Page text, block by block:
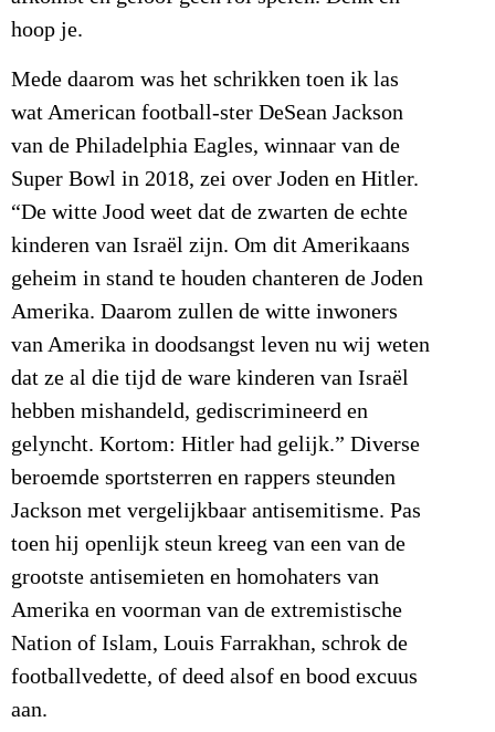
hoop je.
Mede daarom was het schrikken toen ik las
wat American football-ster DeSean Jackson
van de Philadelphia Eagles, winnaar van de
Super Bowl in 2018, zei over Joden en Hitler.
“De witte Jood weet dat de zwarten de echte
kinderen van Israël zijn. Om dit Amerikaans
geheim in stand te houden chanteren de Joden
Amerika. Daarom zullen de witte inwoners
van Amerika in doodsangst leven nu wij weten
dat ze al die tijd de ware kinderen van Israël
hebben mishandeld, gediscrimineerd en
gelyncht. Kortom: Hitler had gelijk.” Diverse
beroemde sportsterren en rappers steunden
Jackson met vergelijkbaar antisemitisme. Pas
toen hij openlijk steun kreeg van een van de
grootste antisemieten en homohaters van
Amerika en voorman van de extremistische
Nation of Islam, Louis Farrakhan, schrok de
footballvedette, of deed alsof en bood excuus
aan.